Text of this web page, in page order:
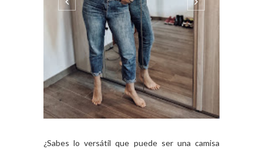
¿Sabes lo versátil que puede ser una camisa